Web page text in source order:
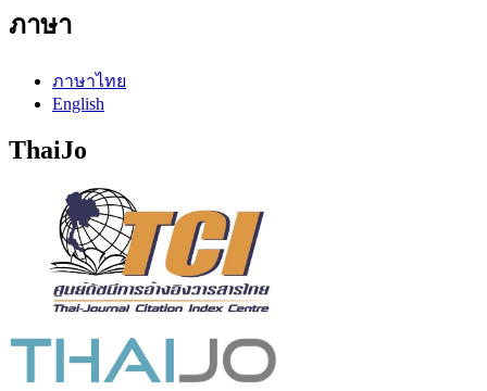
ภาษา
ภาษาไทย
English
ThaiJo